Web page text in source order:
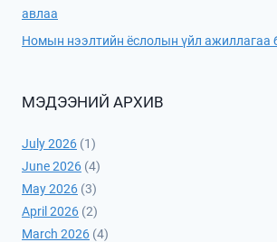
авлаа
Номын нээлтийн ёслолын үйл ажиллагаа
МЭДЭЭНИЙ АРХИВ
July 2026 (1)
June 2026 (4)
May 2026 (3)
April 2026 (2)
March 2026 (4)